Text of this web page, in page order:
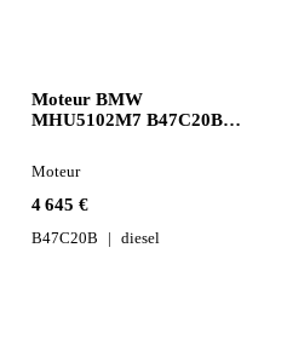
Moteur BMW
MHU5102M7 B47C20B
4 645 €
Moteur
B47C20B diesel